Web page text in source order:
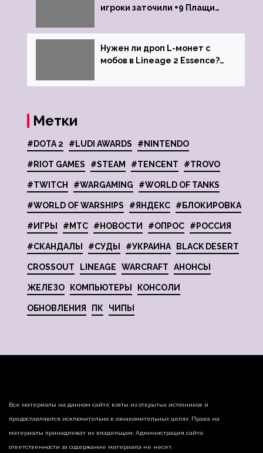
игроки заточили +9 Плащи
Нужен ли дроп L-монет с
мобов в Lineage 2 Essence?
Метки
#DOTA 2 #LUDI AWARDS #NINTENDO
#RIOT GAMES #STEAM #TENCENT #TROVO
#TWITCH #WARGAMING #WORLD OF TANKS
#WORLD OF WARSHIPS #ЯНДЕКС #БЛОКИРОВКА
#ИГРЫ #МТС #НОВОСТИ #ОПРОС #РОССИЯ
#СКАНДАЛЫ #СУДЫ #УКРАИНА BLACK DESERT
CROSSOUT LINEAGE WARCRAFT АНОНСЫ
ЖЕЛЕЗО КОМПЬЮТЕРЫ КОНСОЛИ
ОБНОВЛЕНИЯ ПК ЧИПЫ
Все материалы на данном сайте взяты из открытых источников и
предоставляются исключительно в ознакомительных целях. Права на
материалы принадлежат их владельцам. Администрация сайта
ответственности за содержание материала не несет.